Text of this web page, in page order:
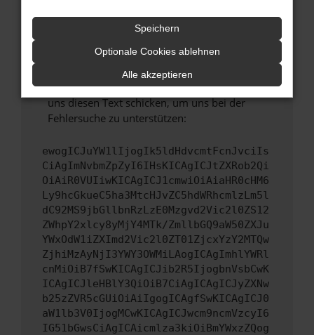
unterstützt werden.
Wenn du alle oben genannten Schritte versucht
hast, kontaktiere uns bitte. Wir werden
versuchen, das Problem zu beheben. Du kannst
uns diesen Text schicken, um uns bei der
Fehlersuche zu unterstützen:
ewogICJuYW1lIjogIk5ldHdvcmtFcnJvciIs
CiAgImNvbmZpZyI6IHsKICAgICJtZXRob2Qi
OiAiR0VUIiwKICAgICJ1cmwiOiAiaHR0cHM6
Ly9hcGkueC5ha3MtcHJvZC5hdWRhcmlzLm5l
dC92MS9jbGllbnRzLzE0Mzgvd2Vic2l0ZS12
ZWhpY2xlcy8yMjY4MTk/ZmllbGQ9aW50ZXJu
YWxOdW1iZXImd2Vic2l0ZT01ZjcxYzY2MTQw
ZjhiMzAyNjI3YWY3OWMiLAogICAgImhlYWRl
cnMiOiB7fSwKICAgICJib2R5IjogbnVsbCwK
ICAgICJleHBlY3QiOiB7CiAgICAgICJyZXNw
b25zZVR5cGUiOiAiIgogICAgfSwKICAgICJ0
aW1lb3V0IjogMCwKICAgICJwcm9ncmVzcyI6
IG51bGwsCiAgICAicmlza3kiOiBmYWxzZQog
Speichern
Optionale Cookies ablehnen
Alle akzeptieren